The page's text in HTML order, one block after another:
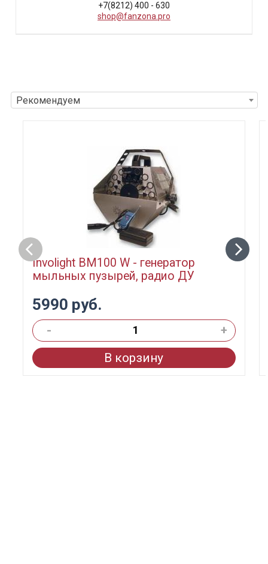
+7(8212) 400 - 630
shop@fanzona.pro
Рекомендуем
Involight BM100 W - генератор
мыльных пузырей, радио ДУ
5990 руб.
-
+
В корзину